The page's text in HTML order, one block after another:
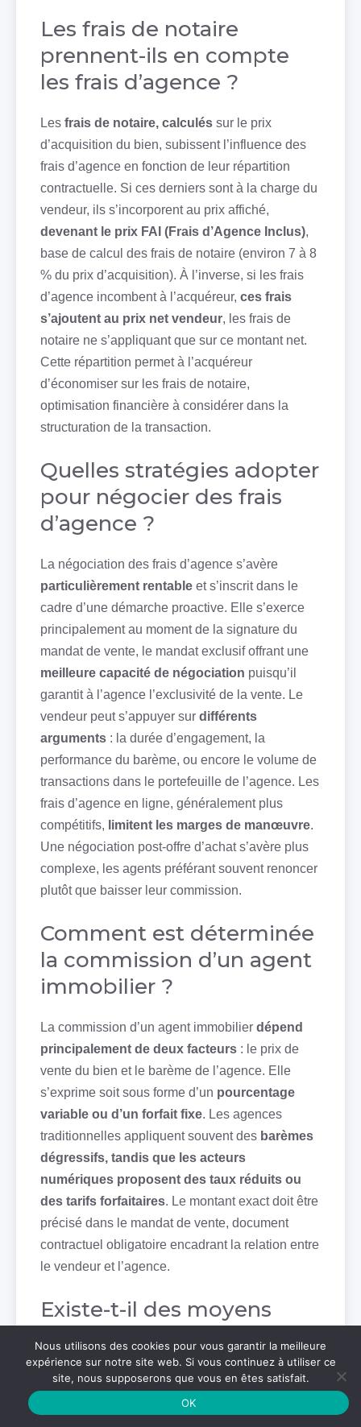
Les frais de notaire
prennent-ils en compte
les frais d’agence ?
Les frais de notaire, calculés sur le prix
d’acquisition du bien, subissent l’influence des
frais d’agence en fonction de leur répartition
contractuelle. Si ces derniers sont à la charge du
vendeur, ils s’incorporent au prix affiché,
devenant le prix FAI (Frais d’Agence Inclus),
base de calcul des frais de notaire (environ 7 à 8
% du prix d’acquisition). À l’inverse, si les frais
d’agence incombent à l’acquéreur, ces frais
s’ajoutent au prix net vendeur, les frais de
notaire ne s’appliquant que sur ce montant net.
Cette répartition permet à l’acquéreur
d’économiser sur les frais de notaire,
optimisation financière à considérer dans la
structuration de la transaction.
Quelles stratégies adopter
pour négocier des frais
d’agence ?
La négociation des frais d’agence s’avère
particulièrement rentable et s’inscrit dans le
cadre d’une démarche proactive. Elle s’exerce
principalement au moment de la signature du
mandat de vente, le mandat exclusif offrant une
meilleure capacité de négociation puisqu’il
garantit à l’agence l’exclusivité de la vente. Le
vendeur peut s’appuyer sur différents
arguments : la durée d’engagement, la
performance du barème, ou encore le volume de
transactions dans le portefeuille de l’agence. Les
frais d’agence en ligne, généralement plus
compétitifs, limitent les marges de manœuvre.
Une négociation post-offre d’achat s’avère plus
complexe, les agents préférant souvent renoncer
plutôt que baisser leur commission.
Comment est déterminée
la commission d’un agent
immobilier ?
La commission d’un agent immobilier dépend
principalement de deux facteurs : le prix de
vente du bien et le barème de l’agence. Elle
s’exprime soit sous forme d’un pourcentage
variable ou d’un forfait fixe. Les agences
traditionnelles appliquent souvent des barèmes
dégressifs, tandis que les acteurs
numériques proposent des taux réduits ou
des tarifs forfaitaires. Le montant exact doit être
précisé dans le mandat de vente, document
contractuel obligatoire encadrant la relation entre
le vendeur et l’agence.
Existe-t-il des moyens
d’éviter les frais d’agence
immobilière ?
Éviter totalement les frais d’agence implique de
Nous utilisons des cookies pour vous garantir la meilleure
expérience sur notre site web. Si vous continuez à utiliser ce
site, nous supposerons que vous en êtes satisfait.
OK